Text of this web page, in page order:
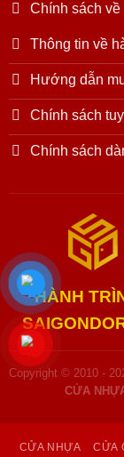
Chính sách
Thông tin về
Hướng dẫn
Chính sách
Chính sách
HÀNH
Copyright © 2010 -
CỬA
CỬA NHỰA CỬA